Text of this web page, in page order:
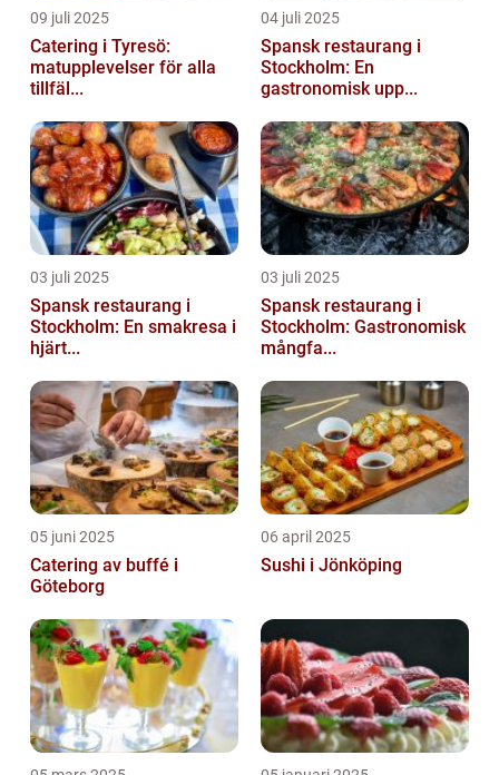
09 juli 2025
Catering i Tyresö:
matupplevelser för alla
tillfäl...
04 juli 2025
Spansk restaurang i
Stockholm: En
gastronomisk upp...
03 juli 2025
Spansk restaurang i
Stockholm: En smakresa i
hjärt...
03 juli 2025
Spansk restaurang i
Stockholm: Gastronomisk
mångfa...
05 juni 2025
Catering av buffé i
Göteborg
06 april 2025
Sushi i Jönköping